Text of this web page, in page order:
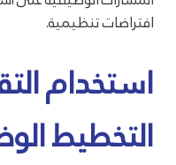
افتراضات تنظيمية.
استخدام
التخطيط